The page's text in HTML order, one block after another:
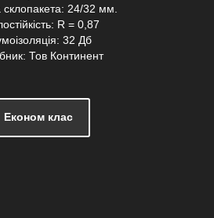
24/32 мм.
R = 0,87
32 Дб
Тов Континент
Економ клас